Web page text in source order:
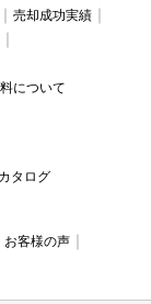
売却成功実績
について
タログ
お客様の声